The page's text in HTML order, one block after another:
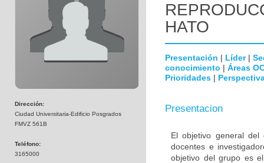
Dirección:
Ciudad Universitaria-Edificio Posgrados
FMVZ 561B
Teléfono:
3165000
HATO
Presentación | Líder|
conocimiento | Áreas
Prioridades |
Presentacion
El objetivo general
docentes e
objetivo del grupo es